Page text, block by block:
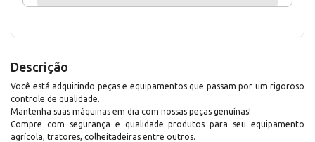
Descrição
Você está adquirindo peças e equipamentos que passam por um rigoroso
controle de qualidade.
Mantenha suas máquinas em dia com nossas peças genuínas!
Compre com segurança e qualidade produtos para seu equipamento
agrícola, tratores, colheitadeiras entre outros.